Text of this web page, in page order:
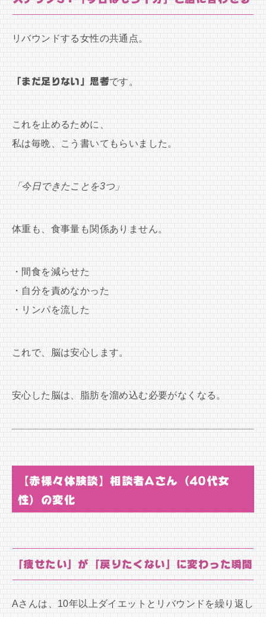
リバウンドする女性の共通点。
「まだ足りない」思考です。
これを止めるために、
私は毎晩、こう書いてもらいました。
「今日できたことを3つ」
体重も、食事量も関係ありません。
・間食を減らせた
・自分を責めなかった
・リンパを流した
これで、脳は安心します。
安心した脳は、脂肪を溜め込む必要がなくなる。
【赤裸々体験談】相談者Aさん（40代女
性）の変化
「痩せたい」が「戻りたくない」に変わった瞬間
Aさんは、10年以上ダイエットとリバウンドを繰り返し